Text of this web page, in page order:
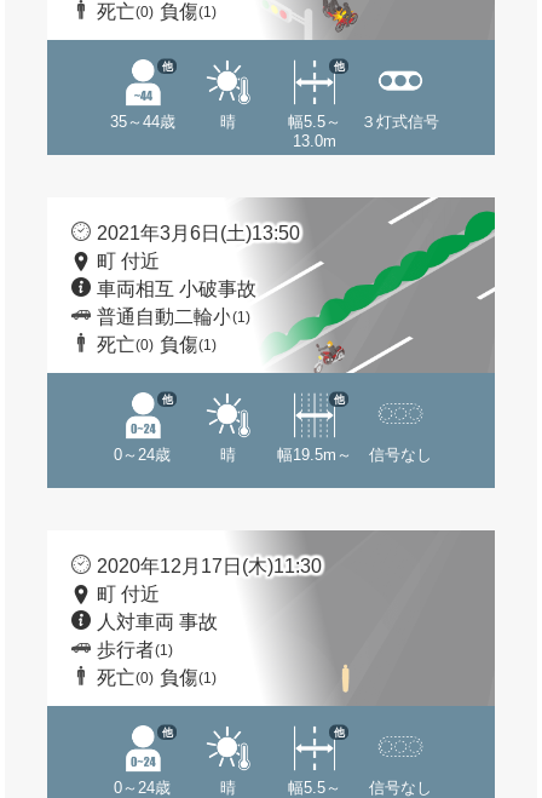
死亡(0) 負傷(1)
35～44歳
他
晴
幅5.5～
13.0m
他
３灯式信号
2021年3月6日(土)13:50
町 付近
車両相互 小破事故
普通自動二輪小(1)
死亡(0) 負傷(1)
0～24歳
他
晴 幅19.5m～
他
信号なし
2020年12月17日(木)11:30
町 付近
人対車両 事故
歩行者(1)
死亡(0) 負傷(1)
0～24歳
他
晴
幅5.5～
他
信号なし